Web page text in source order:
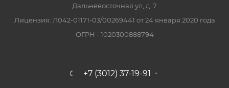
Дальневосточная ул, д. 7
Лицензия: Л042-01171-03/00269441 от 24 января 2020 года
ОГРН - 1020300888794
+7 (3012) 37-19-91